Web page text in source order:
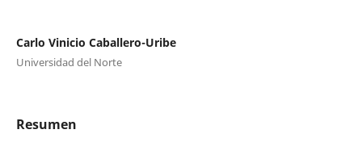
Carlo Vinicio Caballero-Uribe
Universidad del Norte
Resumen